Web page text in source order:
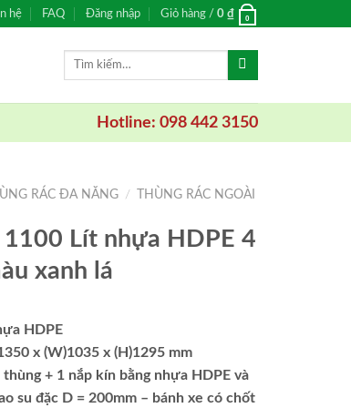
hệ FAQ Đăng nhập Giỏ hàng / 0 ₫ 0
Tìm
Hotline: 098 442 3150
RÁC ĐA NĂNG /
THÙNG RÁC NGOÀI
1100 Lít nhựa HDPE 4
xanh lá
HDPE
x (W)1035 x (H)1295 mm
+ 1 nắp kín bằng nhựa HDPE và
su đặc D = 200mm – bánh xe có chốt